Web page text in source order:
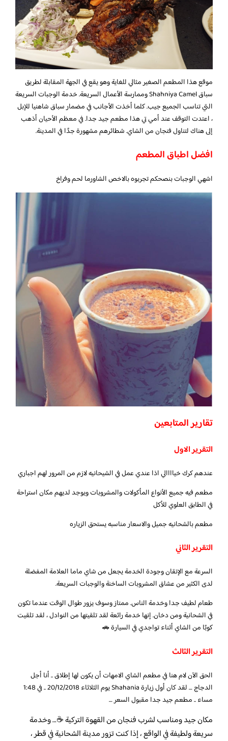
موقع هذا المطعم الصغير مثالي للغاية وهو يقع في الجهة المقابلة لطريق
سباق Shahniya Camel وممارسة الأعمال السريعة. خدمة الوجبات السريعة
التي تناسب الجميع جيب. كلما أخذت الأجانب في مضمار سباق شاهنيا للإبل
، اعتدت التوقف عند أمي تي هذا مطعم جيد جدا. في معظم الأحيان أذهب
إلى هناك لتناول فنجان من الشاي. شطائرهم مشهورة جدًا في المدينة.
افضل اطباق المطعم
اشهي الوجبات بنصحكم تجربوه بالاخص الشاورما لحم وفراخ
تقارير المتابعين
التقرير الاول
عندهم كرك خياااالي اذا عندي عمل في الشيحانيه لازم من المرور لهم اجباري
مطعم فيه جميع الأنواع المأكولات والمشروبات ويوجد لديهم مكان استراحة
في الطابق العلوي للأكل
مطعم بالشحانيه جميل والاسعار مناسبه يستحق الزياره
التقرير الثاني
السرعة مع الإتقان وجودة الخدمة يجعل من شاي ماما العلامة المفضلة
لدى الكثير من عشاق المشروبات الساخنة والوجبات السريعة.
طعام لطيف جدا وخدمة الناس. ممتاز وسوف يزور طوال الوقت عندما تكون
في الشحانية ومن دخان. إنها خدمة رائعة لقد تلقيتها من النوادل ، لقد تلقيت
كوبًا من الشاي أثناء تواجدي في السيارة 🚗
التقرير الثالث
الحق الآن لام هنا في مطعم الشاي الامهات أن يكون لها إطلاق .. أنا أجل
الدجاج … لقد كان أول زيارة Shahania يوم الثلاثاء 20/12/2018 .. في 1:48
مساء .. مطعم جيد جدا مقبول السعر …
مكان جيد ومناسب لشرب فنجان من القهوة التركية ☕… وخدمة
سريعة ولطيفة في الواقع ، إذا كنت تزور مدينة الشحانية في قطر ،